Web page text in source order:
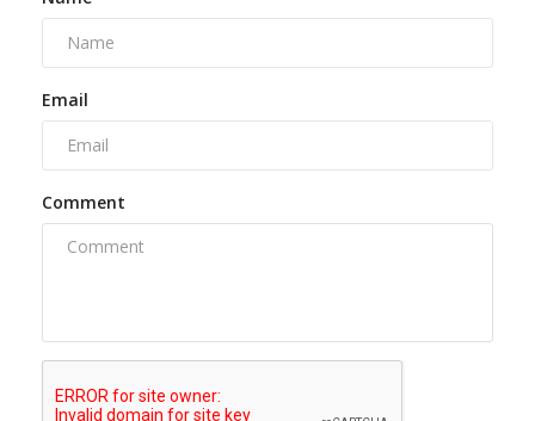
Email
Comment